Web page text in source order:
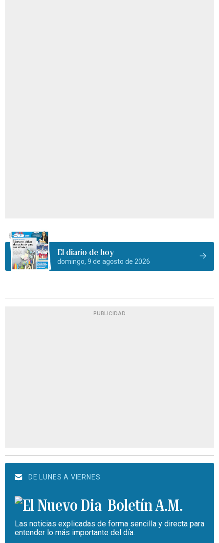
El diario de hoy
domingo, 9 de agosto de 2026
PUBLICIDAD
DE LUNES A VIERNES
Boletín A.M.
Las noticias explicadas de forma sencilla y directa para
entender lo más importante del día.